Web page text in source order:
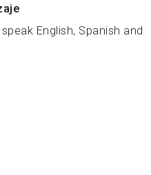
English, Spanish and